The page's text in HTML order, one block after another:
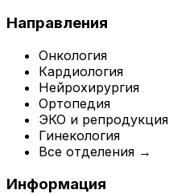
Направления
Онкология
Кардиология
Нейрохирургия
Ортопедия
ЭКО и репродукция
Гинекология
Все отделения →
Информация